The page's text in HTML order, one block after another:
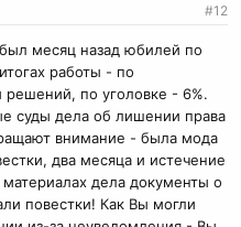
#12
месяц назад юбилей по
работы - по
по уголовке - 6%.
суды дела об лишении права
внимание - была мода
два месяца и истечение
дела документы о
повестки! Как Вы могли